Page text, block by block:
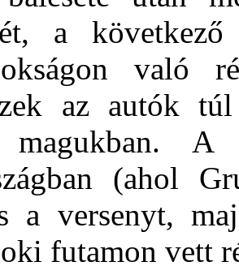
a
való
az autók
magukban.
(ahol
a versenyt,
futamon vett